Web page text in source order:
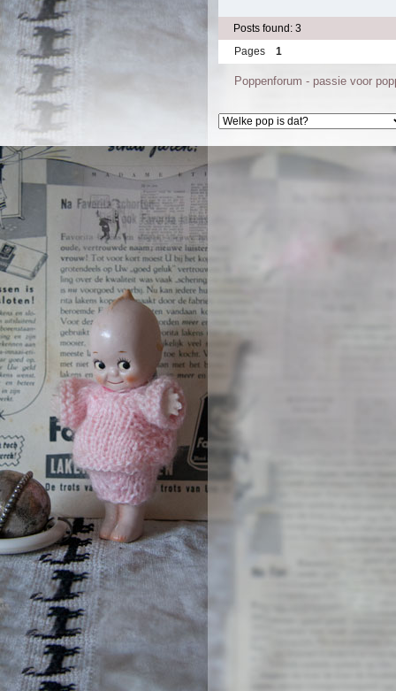
Posts found: 3
Pages
1
Poppenforum - passie voor